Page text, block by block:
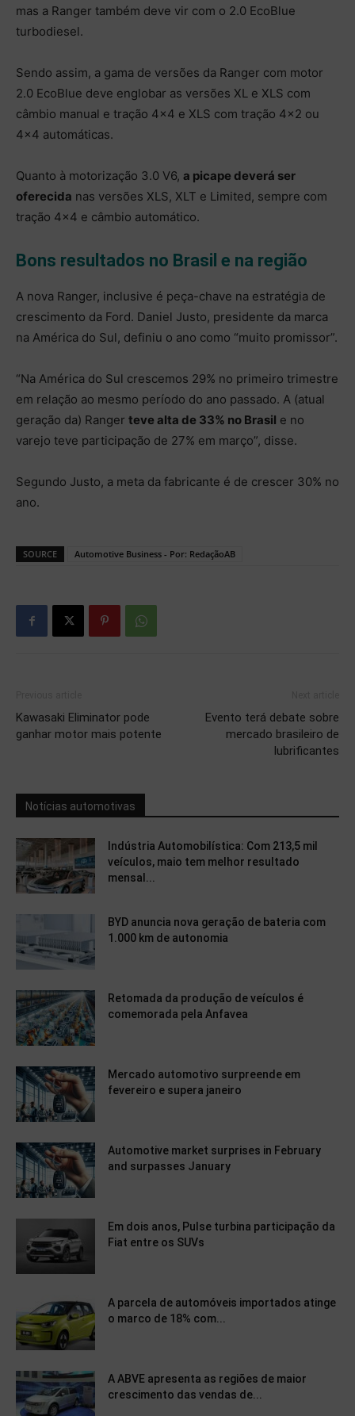
mas a Ranger também deve vir com o 2.0 EcoBlue
turbodiesel.
Sendo assim, a gama de versões da Ranger com motor
2.0 EcoBlue deve englobar as versões XL e XLS com
câmbio manual e tração 4×4 e XLS com tração 4×2 ou
4×4 automáticas.
Quanto à motorização 3.0 V6, a picape deverá ser
oferecida nas versões XLS, XLT e Limited, sempre com
tração 4×4 e câmbio automático.
Bons resultados no Brasil e na região
A nova Ranger, inclusive é peça-chave na estratégia de
crescimento da Ford. Daniel Justo, presidente da marca
na América do Sul, definiu o ano como “muito promissor”.
“Na América do Sul crescemos 29% no primeiro trimestre
em relação ao mesmo período do ano passado. A (atual
geração da) Ranger teve alta de 33% no Brasil e no
varejo teve participação de 27% em março”, disse.
Segundo Justo, a meta da fabricante é de crescer 30% no
ano.
SOURCE Automotive Business - Por: RedaçãoAB
Kawasaki Eliminator pode
ganhar motor mais potente
Evento terá debate sobre
mercado brasileiro de
lubrificantes
Notícias automotivas
Indústria Automobilística: Com 213,5 mil
veículos, maio tem melhor resultado
mensal...
BYD anuncia nova geração de bateria com
1.000 km de autonomia
Retomada da produção de veículos é
comemorada pela Anfavea
Mercado automotivo surpreende em
fevereiro e supera janeiro
Automotive market surprises in February
and surpasses January
Em dois anos, Pulse turbina participação da
Fiat entre os SUVs
A parcela de automóveis importados atinge
o marco de 18% com...
A ABVE apresenta as regiões de maior
crescimento das vendas de...